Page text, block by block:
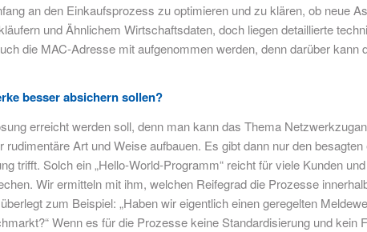
an den Einkaufsprozess zu optimieren und zu klären, ob neue
und Ähnlichem Wirtschaftsdaten, doch liegen detaillierte
die MAC-Adresse mit aufgenommen werden, denn darüber
besser absichern sollen?
erreicht werden soll, denn man kann das Thema
Art und Weise aufbauen. Es gibt dann nur den besagten
trifft. Solch ein „Hello-World-Programm“ reicht für viele Kunden
Wir ermitteln mit ihm, welchen Reifegrad die Prozesse
zum Beispiel: „Haben wir eigentlich einen geregelten
Wenn es für die Prozesse keine Standardisierung und kein